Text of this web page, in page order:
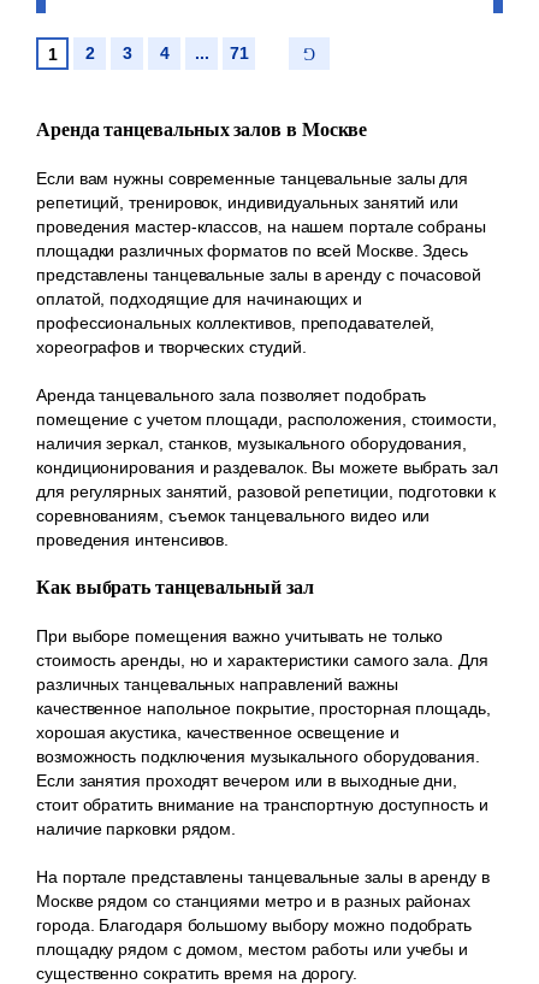
1 2 3 4 ... 71
Аренда танцевальных залов в Москве
Если вам нужны современные танцевальные залы для
репетиций, тренировок, индивидуальных занятий или
проведения мастер-классов, на нашем портале собраны
площадки различных форматов по всей Москве. Здесь
представлены танцевальные залы в аренду с почасовой
оплатой, подходящие для начинающих и
профессиональных коллективов, преподавателей,
хореографов и творческих студий.
Аренда танцевального зала позволяет подобрать
помещение с учетом площади, расположения, стоимости,
наличия зеркал, станков, музыкального оборудования,
кондиционирования и раздевалок. Вы можете выбрать зал
для регулярных занятий, разовой репетиции, подготовки к
соревнованиям, съемок танцевального видео или
проведения интенсивов.
Как выбрать танцевальный зал
При выборе помещения важно учитывать не только
стоимость аренды, но и характеристики самого зала. Для
различных танцевальных направлений важны
качественное напольное покрытие, просторная площадь,
хорошая акустика, качественное освещение и
возможность подключения музыкального оборудования.
Если занятия проходят вечером или в выходные дни,
стоит обратить внимание на транспортную доступность и
наличие парковки рядом.
На портале представлены танцевальные залы в аренду в
Москве рядом со станциями метро и в разных районах
города. Благодаря большому выбору можно подобрать
площадку рядом с домом, местом работы или учебы и
существенно сократить время на дорогу.